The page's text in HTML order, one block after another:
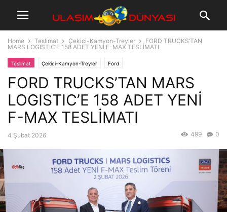
Home Teslimat Çekici-Kamyon-Treyler
FORD TRUCKS’TAN
MARS LOGISTIC’E 158 ADET YENİ F-MAX TESLİMATI
Teslimat Çekici-Kamyon-Treyler Ford
FORD TRUCKS’TAN MARS
LOGISTIC’E 158 ADET YENİ
F-MAX TESLİMATI
4 Şubat 2026 0
499